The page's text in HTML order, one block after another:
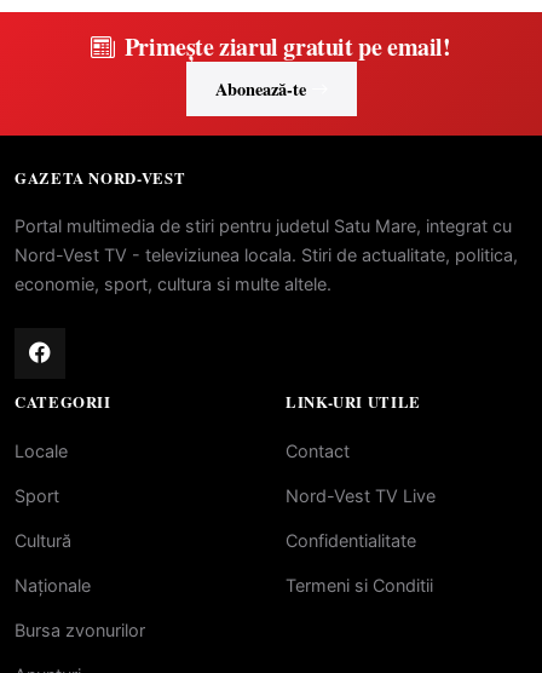
Primește ziarul gratuit pe email!
Abonează-te
GAZETA NORD-VEST
Portal multimedia de stiri pentru judetul Satu Mare, integrat cu
Nord-Vest TV - televiziunea locala. Stiri de actualitate, politica,
economie, sport, cultura si multe altele.
CATEGORII
Locale
Sport
Cultură
Naționale
Bursa zvonurilor
LINK-URI UTILE
Contact
Nord-Vest TV Live
Confidentialitate
Termeni si Conditii